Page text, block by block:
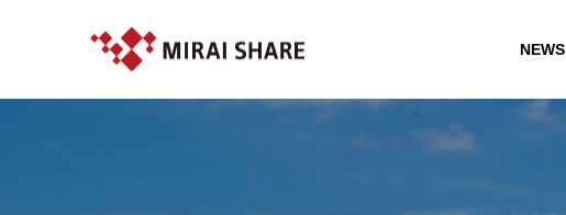
NEWS